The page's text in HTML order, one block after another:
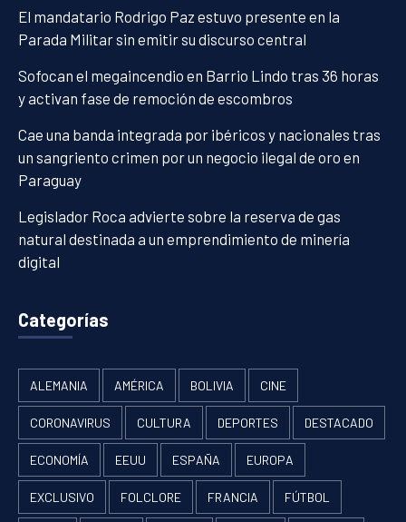
El mandatario Rodrigo Paz estuvo presente en la
Parada Militar sin emitir su discurso central
Sofocan el megaincendio en Barrio Lindo tras 36 horas
y activan fase de remoción de escombros
Cae una banda integrada por ibéricos y nacionales tras
un sangriento crimen por un negocio ilegal de oro en
Paraguay
Legislador Roca advierte sobre la reserva de gas
natural destinada a un emprendimiento de minería
digital
Categorías
ALEMANIA AMÉRICA BOLIVIA CINE
CORONAVIRUS CULTURA DEPORTES DESTACADO
ECONOMÍA EEUU ESPAÑA EUROPA
EXCLUSIVO FOLCLORE FRANCIA FÚTBOL